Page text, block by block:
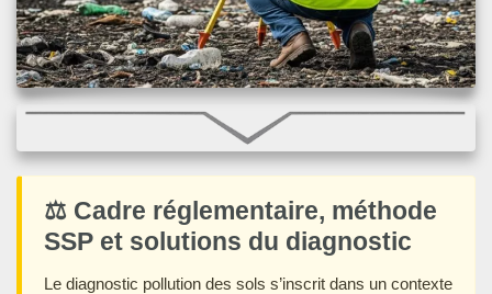
⚖️ Cadre réglementaire, méthode
SSP et solutions du diagnostic
Le diagnostic pollution des sols s’inscrit dans un contexte